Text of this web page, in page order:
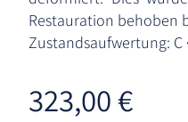
Restauration behoben
Zustandsaufwertung: C
323,00€